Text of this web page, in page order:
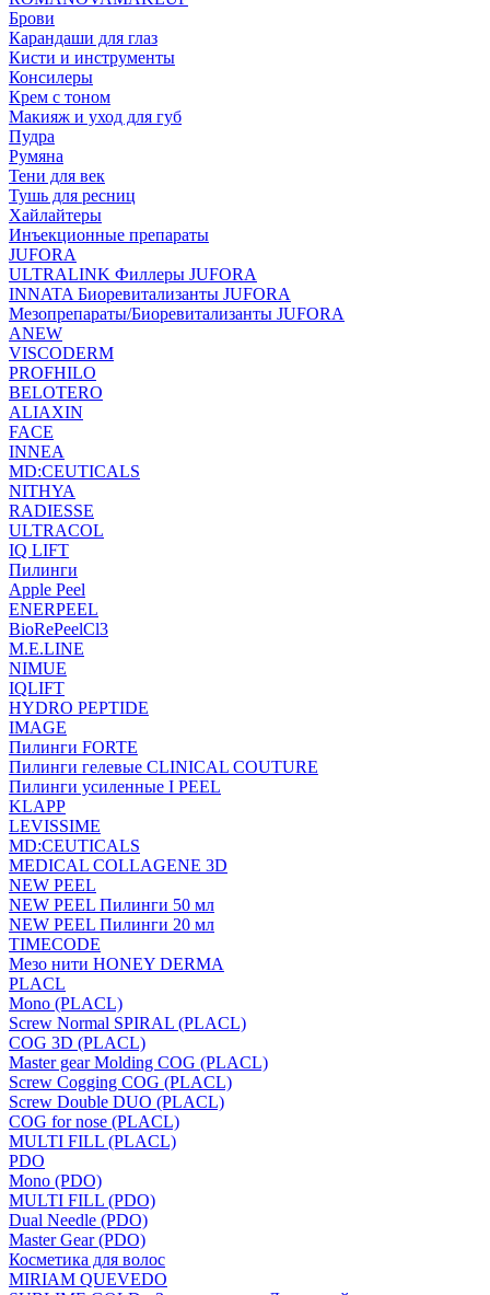
Брови
Карандаши для глаз
Кисти и инструменты
Консилеры
Крем с тоном
Макияж и уход для губ
Пудра
Румяна
Тени для век
Тушь для ресниц
Хайлайтеры
Инъекционные препараты
JUFORA
ULTRALINK Филлеры JUFORA
INNATA Биоревитализанты JUFORA
Мезопрепараты/Биоревитализанты JUFORA
ANEW
VISCODERM
PROFHILO
BELOTERO
ALIAXIN
FACE
INNEA
MD:CEUTICALS
NITHYA
RADIESSE
ULTRACOL
IQ LIFT
Пилинги
Apple Peel
ENERPEEL
BioRePeelCl3
M.E.LINE
NIMUE
IQLIFT
HYDRO PEPTIDE
IMAGE
Пилинги FORTE
Пилинги гелевые CLINICAL COUTURE
Пилинги усиленные I PEEL
KLAPP
LEVISSIME
MD:CEUTICALS
MEDICAL COLLAGENE 3D
NEW PEEL
NEW PEEL Пилинги 50 мл
NEW PEEL Пилинги 20 мл
TIMECODE
Мезо нити HONEY DERMA
PLACL
Mono (PLACL)
Screw Normal SPIRAL (PLACL)
COG 3D (PLACL)
Master gear Molding COG (PLACL)
Screw Cogging COG (PLACL)
Screw Double DUO (PLACL)
COG for nose (PLACL)
MULTI FILL (PLACL)
PDO
Mono (PDO)
MULTI FILL (PDO)
Dual Needle (PDO)
Master Gear (PDO)
Косметика для волос
MIRIAM QUEVEDO